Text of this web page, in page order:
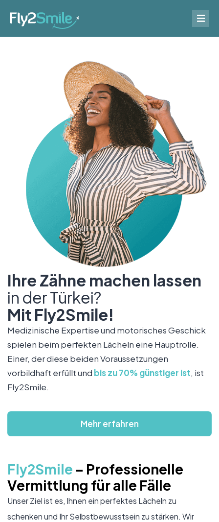
Ihre Zähne machen lassen
in der Türkei?
Mit Fly2Smile!
Medizinische Expertise und motorisches Geschick
spielen beim perfekten Lächeln eine Hauptrolle.
Einer, der diese beiden Voraussetzungen
vorbildhaft erfüllt und bis zu 70% günstiger ist, ist
Fly2Smile.
Mehr erfahren
Fly2Smile – Professionelle
Vermittlung für alle Fälle
Unser Ziel ist es, Ihnen ein perfektes Lächeln zu
schenken und Ihr Selbstbewusstsein zu stärken. Wir